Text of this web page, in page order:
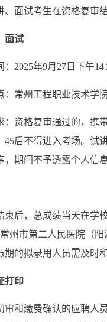
、面试考生在资格复审
面试
：2025年9月27日下午14
：常州工程职业技术学
：资格复审通过的，携
45后不得进入考场。试
，期间不予透露个人信
束后，总成绩当天在学
常州市第二人民医院（
期的拟录用人员需及时
打印
审和缴费确认的应聘人